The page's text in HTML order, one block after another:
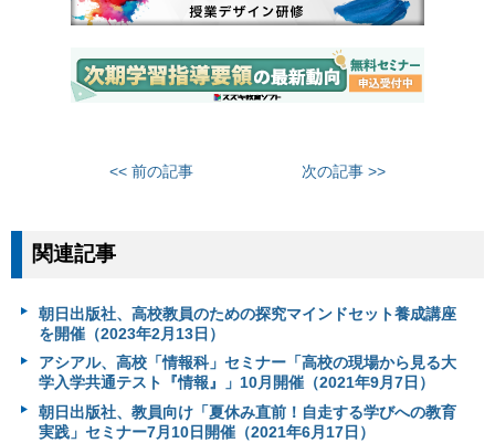
<< 前の記事 次の記事 >>
関連記事
朝日出版社、高校教員のための探究マインドセット養成講座
を開催（2023年2月13日）
アシアル、高校「情報科」セミナー「高校の現場から見る大
学入学共通テスト『情報』」10月開催（2021年9月7日）
朝日出版社、教員向け「夏休み直前！自走する学びへの教育
実践」セミナー7月10日開催（2021年6月17日）